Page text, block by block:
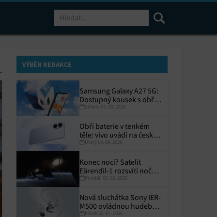
VÝBĚR REDAKCE
Samsung Galaxy A27 5G:
Dostupný kousek s obřím
displejem
Středa 05. 08. 2026
Obří baterie v tenkém
těle: vivo uvádí na český
trh V70 Lite 5G
Úterý 04. 08. 2026
Konec noci? Satelit
Eärendil-1 rozsvítí noční
Zemi
Pondělí 03. 08. 2026
Nová sluchátka Sony IER-
M500 ovládnou hudební
pódia!
Pátek 31. 07. 2026